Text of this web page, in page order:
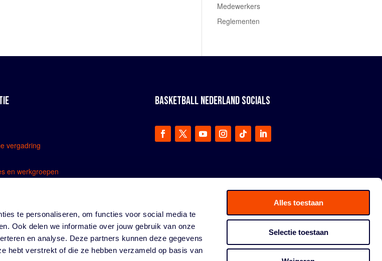
te personaliseren, om functies voor social media te
Ook delen we informatie over jouw gebruik van onze
en analyse. Deze partners kunnen deze gegevens
hebt verstrekt of die ze hebben verzameld op basis van
Alles toestaan
Selectie toestaan
Medewerkers
Reglementen
vergadring
en werkgroepen
BASKETBALL NEDERLAND SOCIALS